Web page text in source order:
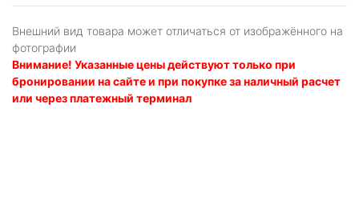
Внешний вид товара может отличаться от изображённого на
фотографии
Внимание! Указанные цены действуют только при
бронировании на сайте и при покупке за наличный расчет
или через платежный терминал